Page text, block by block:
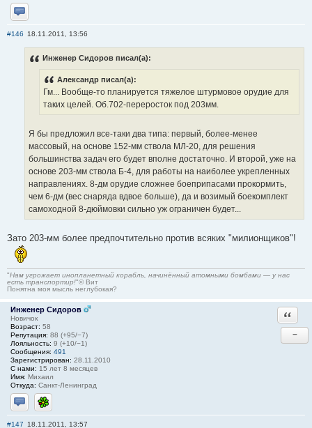
Отправить личное сообщение
#146 18.11.2011, 13:56
Инженер Сидоров писал(а):
Александр писал(а):
Гм... Вообще-то планируется тяжелое штурмовое орудие для
таких целей. Об.702-переросток под 203мм.
Я бы предложил все-таки два типа: первый, более-менее
массовый, на основе 152-мм ствола МЛ-20, для решения
большинства задач его будет вполне достаточно. И второй, уже на
основе 203-мм ствола Б-4, для работы на наиболее укрепленных
направлениях. 8-дм орудие сложнее боеприпасами прокормить,
чем 6-дм (вес снаряда вдвое больше), да и возимый боекомплект
самоходной 8-дюймовки сильно уж ограничен будет...
Зато 203-мм более предпочтительно против всяких "милионщиков"!
"Нам угрожает инопланетный корабль, начинённый атомными бомбами — у нас
есть транспортир!"© Вит
Понятна моя мысль неглубокая?
Инженер Сидоров
Новичок
Возраст: 58
Репутация: 88 (+95/−7)
Лояльность: 9 (+10/−1)
Сообщения: 491
Зарегистрирован: 28.11.2010
С нами: 15 лет 8 месяцев
Имя: Михаил
Откуда: Санкт-Ленинград
Отправить личное сообщение
ICQ
−
#147 18.11.2011, 13:57